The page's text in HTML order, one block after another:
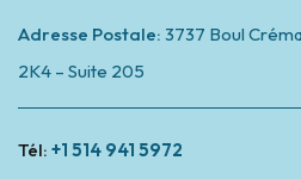
Adresse Postale: 3737 Boul
2K4 – Suite 205
Tél: +1 514 941 5972